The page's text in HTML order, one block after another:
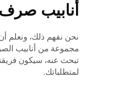
أنابيب
نحن نفهم ذلك، ونعلم
مجموعة من أنابيب
تبحث عنه، سيكون
لمتطلباتك.